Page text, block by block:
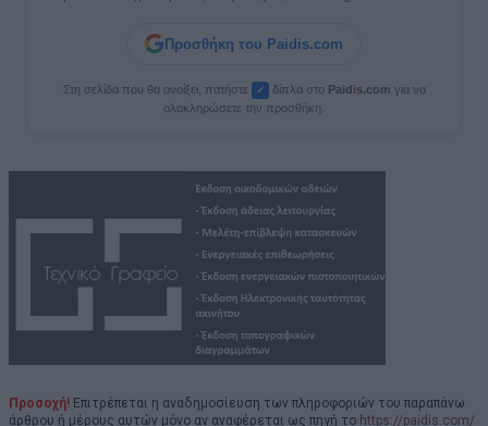
Προσθήκη του Paidis.com
Στη σελίδα που θα ανοίξει, πατήστε ✓ δίπλα στο Paidis.com για να
ολοκληρώσετε την προσθήκη.
Προσοχή! Επιτρέπεται η αναδημοσίευση των πληροφοριών του παραπάνω
άρθρου ή μέρους αυτών μόνο αν αναφέρεται ως πηγή το https://paidis.com/